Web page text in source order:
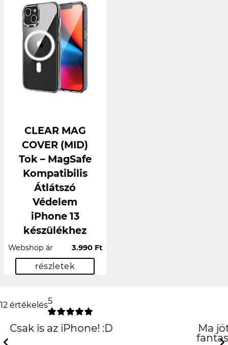
CLEAR MAG
COVER (MID)
Tok – MagSafe
Kompatibilis
Átlátszó
Védelem
iPhone 13
készülékhez
Webshop ár 3.990 Ft
részletek
12 értékelés5
Ma jött meg a tokom és egyszerűen
fantasztikus! :D KÖSZI EGYEDIALMA!